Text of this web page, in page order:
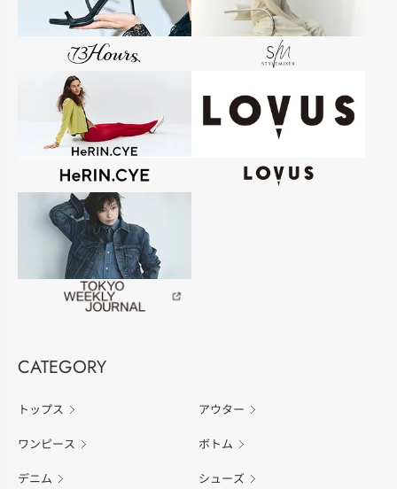
CATEGORY
トップス アウター
ワンピース ボトム
デニム シューズ